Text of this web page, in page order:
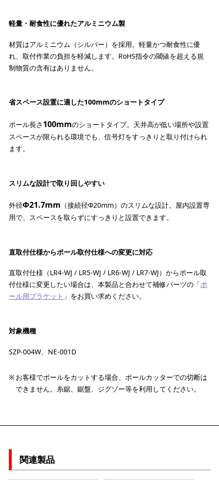
軽量・耐食性に優れたアルミニウム製
材質はアルミニウム（シルバー）を採用。軽量かつ耐食性に優
れ、取付作業の負担を軽減します。RoHS指令の閾値を超える規
制物質の含有はありません。
省スペース設置に適した100mmのショートタイプ
ポール長さ 100mmのショートタイプ。天井高が低い場所や設置
スペースが限られる環境でも、信号灯をすっきりと取り付けられ
ます。
スリムな設計で取り回しやすい
外径Φ21.7mm （接続径Φ20mm）のスリムな設計。屋内設置専
用で、スペースを取らずにすっきりと設置できます。
直取付仕様からポール取付仕様への変更に対応
直取付仕様（LR4-WJ / LR5-WJ / LR6-WJ / LR7-WJ）からポール取
付仕様に変更したい場合は、本製品と合わせて補修パーツの「ポ
ール用ブラケット 」をお買い求めください。
対象機種
SZP-004W、NE-001D
お客様でポールをカットする場合、ポールカッターでの切断は
できません。糸鋸、鋸盤、ジグゾー等を利用してください。
関連製品